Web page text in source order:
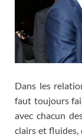
Dans les
faut toujours
avec chacun
clairs et fluides,